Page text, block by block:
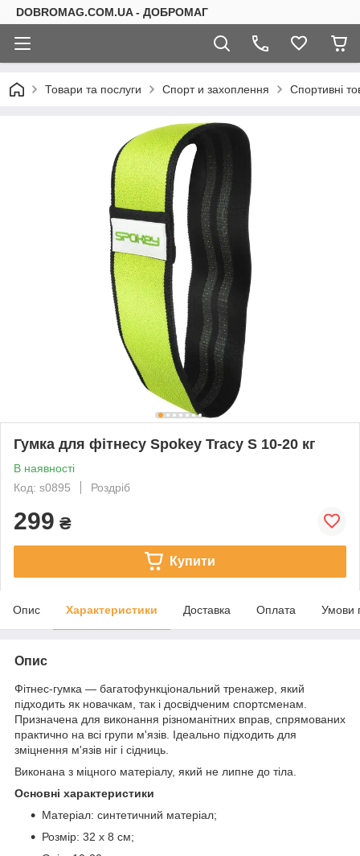
DOBROMAG.COM.UA - ДОБРОМАГ
Товари та послуги Спорт и захоплення Спортивні
Гумка для фітнесу Spokey Tracy S 10-20 кг
В наявності
Код: s0895
Роздріб
299 ₴
Купити
Опис Характеристики Доставка Оплата Умови
Опис
Фітнес-гумка — багатофункціональний тренажер, який
підходить як новачкам, так і досвідченим спортсменам.
Призначена для виконання різноманітних вправ, спрямованих
практично на всі групи м'язів. Ідеально підходить для
зміцнення м'язів ніг і сідниць.
Виконана з міцного матеріалу, який не липне до тіла.
Основні характеристики
Матеріал: синтетичний матеріал;
Розмір: 32 х 8 см;